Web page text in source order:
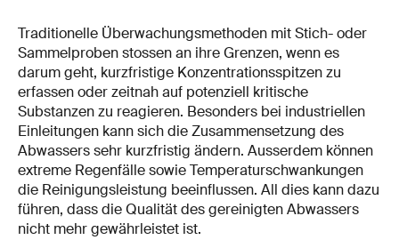
Traditionelle Überwachungsmethoden mit Stich- oder
Sammelproben stossen an ihre Grenzen, wenn es
darum geht, kurzfristige Konzentrationsspitzen zu
erfassen oder zeitnah auf potenziell kritische
Substanzen zu reagieren. Besonders bei industriellen
Einleitungen kann sich die Zusammensetzung des
Abwassers sehr kurzfristig ändern. Ausserdem können
extreme Regenfälle sowie Temperaturschwankungen
die Reinigungsleistung beeinflussen. All dies kann dazu
führen, dass die Qualität des gereinigten Abwassers
nicht mehr gewährleistet ist.